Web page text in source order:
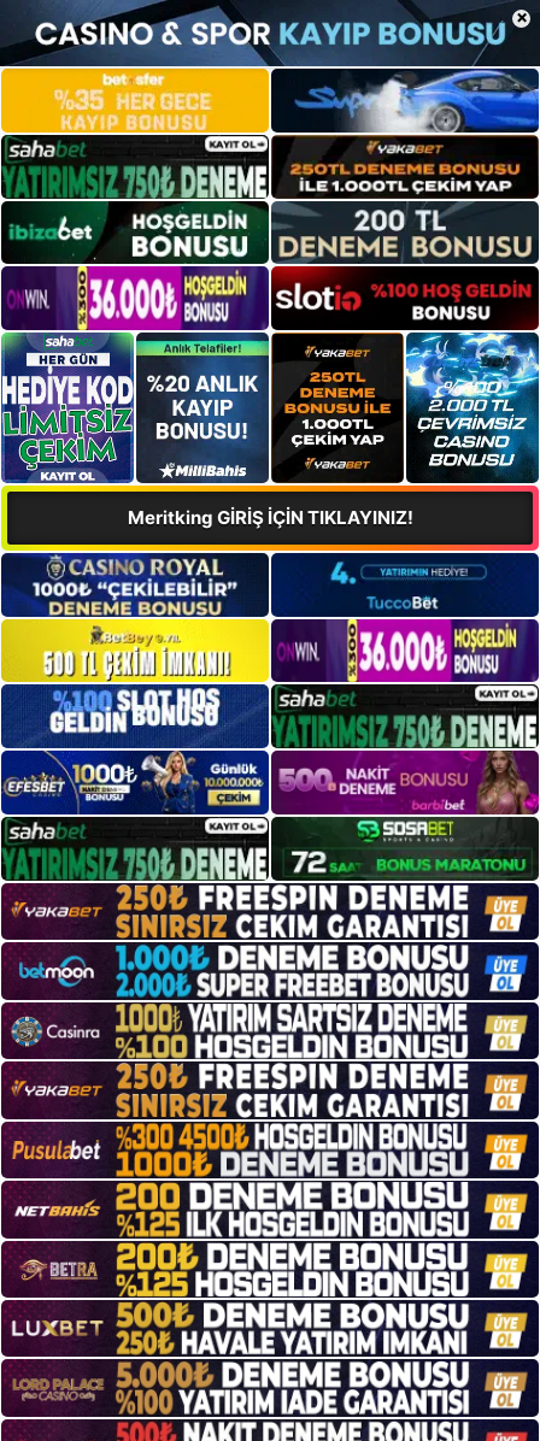
×
Meritking GİRİŞ İÇİN TIKLAYINIZ!